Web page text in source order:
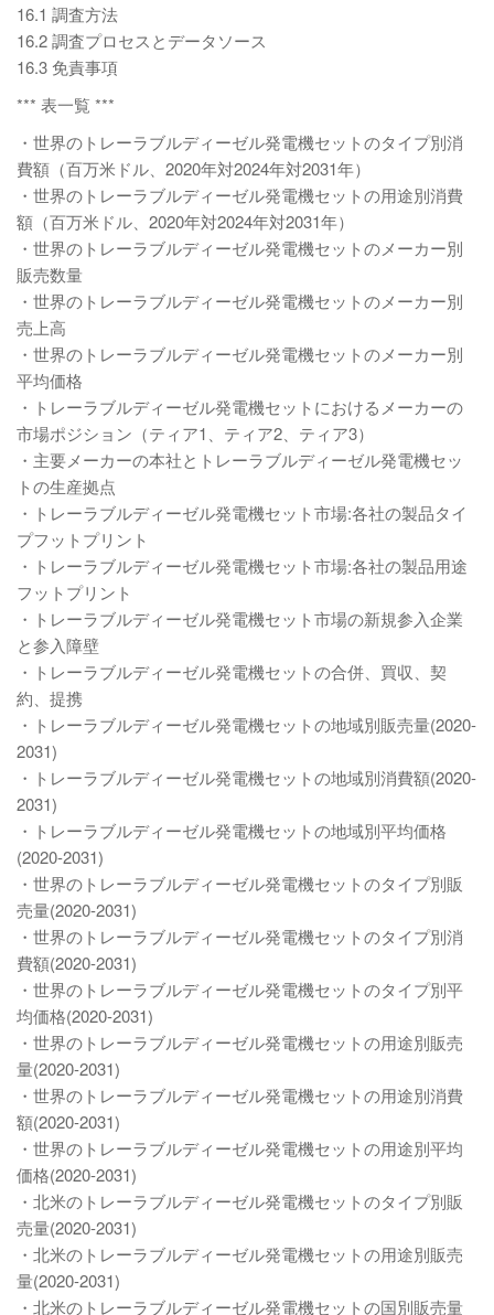
16.1 調査方法
16.2 調査プロセスとデータソース
16.3 免責事項
*** 表一覧 ***
・世界のトレーラブルディーゼル発電機セットのタイプ別消
費額（百万米ドル、2020年対2024年対2031年）
・世界のトレーラブルディーゼル発電機セットの用途別消費
額（百万米ドル、2020年対2024年対2031年）
・世界のトレーラブルディーゼル発電機セットのメーカー別
販売数量
・世界のトレーラブルディーゼル発電機セットのメーカー別
売上高
・世界のトレーラブルディーゼル発電機セットのメーカー別
平均価格
・トレーラブルディーゼル発電機セットにおけるメーカーの
市場ポジション（ティア1、ティア2、ティア3）
・主要メーカーの本社とトレーラブルディーゼル発電機セッ
トの生産拠点
・トレーラブルディーゼル発電機セット市場:各社の製品タイ
プフットプリント
・トレーラブルディーゼル発電機セット市場:各社の製品用途
フットプリント
・トレーラブルディーゼル発電機セット市場の新規参入企業
と参入障壁
・トレーラブルディーゼル発電機セットの合併、買収、契
約、提携
・トレーラブルディーゼル発電機セットの地域別販売量(2020-
2031)
・トレーラブルディーゼル発電機セットの地域別消費額(2020-
2031)
・トレーラブルディーゼル発電機セットの地域別平均価格
(2020-2031)
・世界のトレーラブルディーゼル発電機セットのタイプ別販
売量(2020-2031)
・世界のトレーラブルディーゼル発電機セットのタイプ別消
費額(2020-2031)
・世界のトレーラブルディーゼル発電機セットのタイプ別平
均価格(2020-2031)
・世界のトレーラブルディーゼル発電機セットの用途別販売
量(2020-2031)
・世界のトレーラブルディーゼル発電機セットの用途別消費
額(2020-2031)
・世界のトレーラブルディーゼル発電機セットの用途別平均
価格(2020-2031)
・北米のトレーラブルディーゼル発電機セットのタイプ別販
売量(2020-2031)
・北米のトレーラブルディーゼル発電機セットの用途別販売
量(2020-2031)
・北米のトレーラブルディーゼル発電機セットの国別販売量